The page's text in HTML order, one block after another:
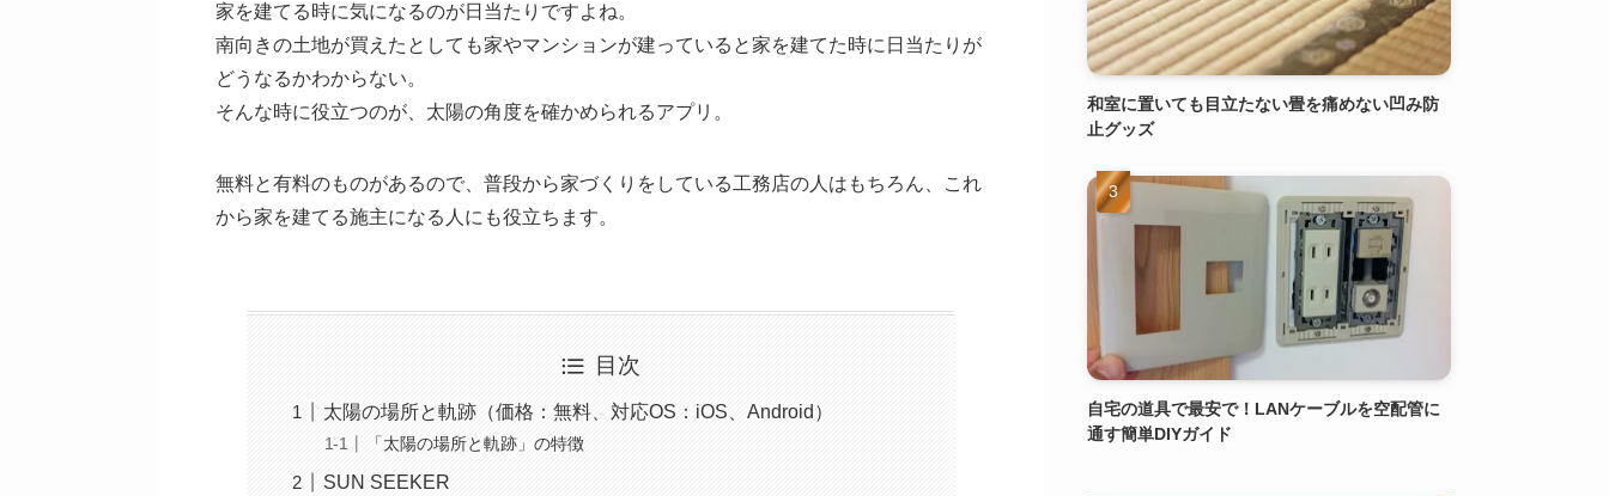
家を建てる時に気になるのが日当たりですよね。
南向きの土地が買えたとしても家やマンションが建っていると家を建てた時に日当たりが
どうなるかわからない。
そんな時に役立つのが、太陽の角度を確かめられるアプリ。
無料と有料のものがあるので、普段から家づくりをしている工務店の人はもちろん、これ
から家を建てる施主になる人にも役立ちます。
目次
太陽の場所と軌跡（価格：無料、対応OS：iOS、Android）
「太陽の場所と軌跡」の特徴
SUN SEEKER
和室に置いても目立たない畳を痛めない凹み防
止グッズ
自宅の道具で最安で！LANケーブルを空配管に
通す簡単DIYガイド